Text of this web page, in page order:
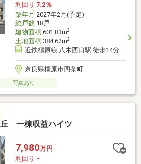
利回り 7.2％
築年月 2027年2月(予定)
総戸数18戸
建物面積601.83m2
土地面積384.62m2
近鉄橿原線 八木西口駅 徒歩14分
奈良県橿原市四条町
写真あり
丘 一棟収益ハイツ
7,980万円
利回り -